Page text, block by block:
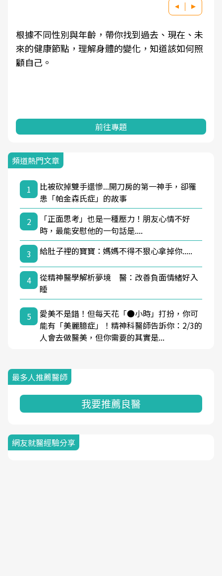
根據不同性別與年齡，帶你找到過去、現在、未
來的健康節點，理解身體的變化，知道該如何照
顧自己。
前往專題
頻道熱門文章
1
比被砍掉雙手還慘...開刀房的第一神手，卻罹
患「帕金森氏症」的故事
2
「正面思考」也是一種壓力！朋友心情不好
時，最能安慰他的一句話是....
3
給肚子裡的寶寶：媽媽不得不狠心拿掉你.....
4
從精神醫學解析夢境 醫：改善負面情緒好入
睡
5
愛美不是錯！但每天花「●小時」打扮，你可
能有「美麗臆症」！精神科醫師告訴你：2/3的
人會去做醫美，但你需要的其實是...
最多人推薦醫師
我要推薦良醫
網友就醫經驗分享